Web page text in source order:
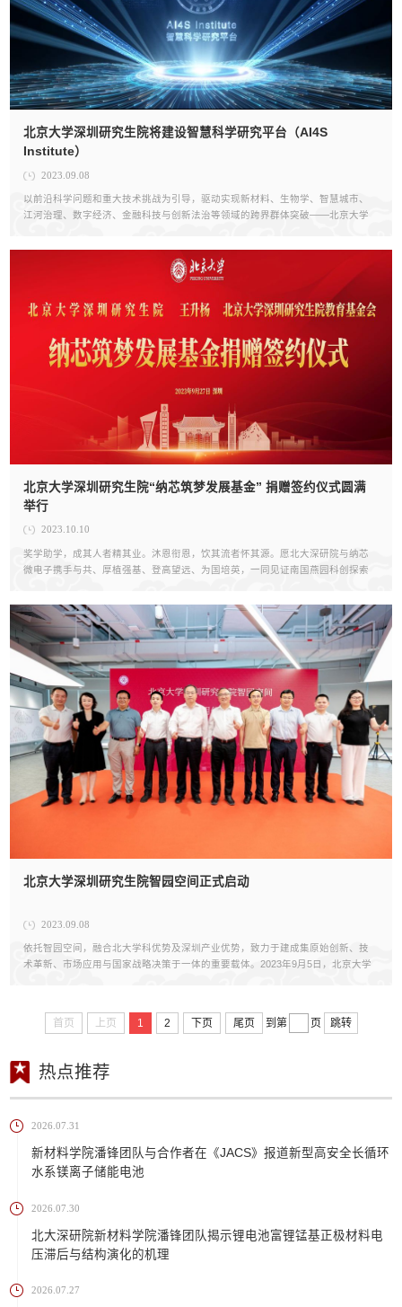
北京大学深圳研究生院将建设智慧科学研究平台（AI4S
Institute）
2023.09.08
以前沿科学问题和重大技术挑战为引导，驱动实现新材料、生物学、智慧城市、
江河治理、数字经济、金融科技与创新法治等领域的跨界群体突破——北京大学
北京大学深圳研究生院“纳芯筑梦发展基金” 捐赠签约仪式圆满
举行
2023.10.10
奖学助学，成其人者精其业。沐恩衔恩，饮其流者怀其源。愿北大深研院与纳芯
微电子携手与共、厚植强基、登高望远、为国培英，一同见证南国燕园科创探索
北京大学深圳研究生院智园空间正式启动
2023.09.08
依托智园空间，融合北大学科优势及深圳产业优势，致力于建成集原始创新、技
术革新、市场应用与国家战略决策于一体的重要载体。2023年9月5日，北京大学
首页 上页 1 2 下页 尾页 到第 页 跳转
热点推荐
2026.07.31
新材料学院潘锋团队与合作者在《JACS》报道新型高安全长循环
水系镁离子储能电池
2026.07.30
北大深研院新材料学院潘锋团队揭示锂电池富锂锰基正极材料电
压滞后与结构演化的机理
2026.07.27